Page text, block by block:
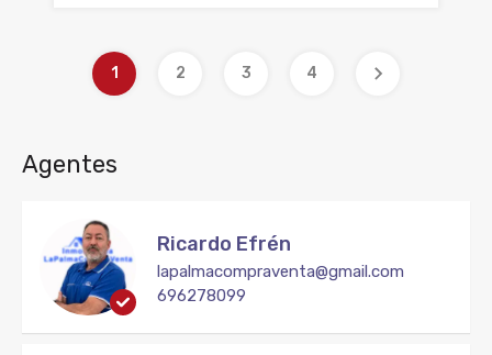
1 2 3 4
Agentes
Ricardo Efrén
lapalmacompraventa@gmail.com
696278099